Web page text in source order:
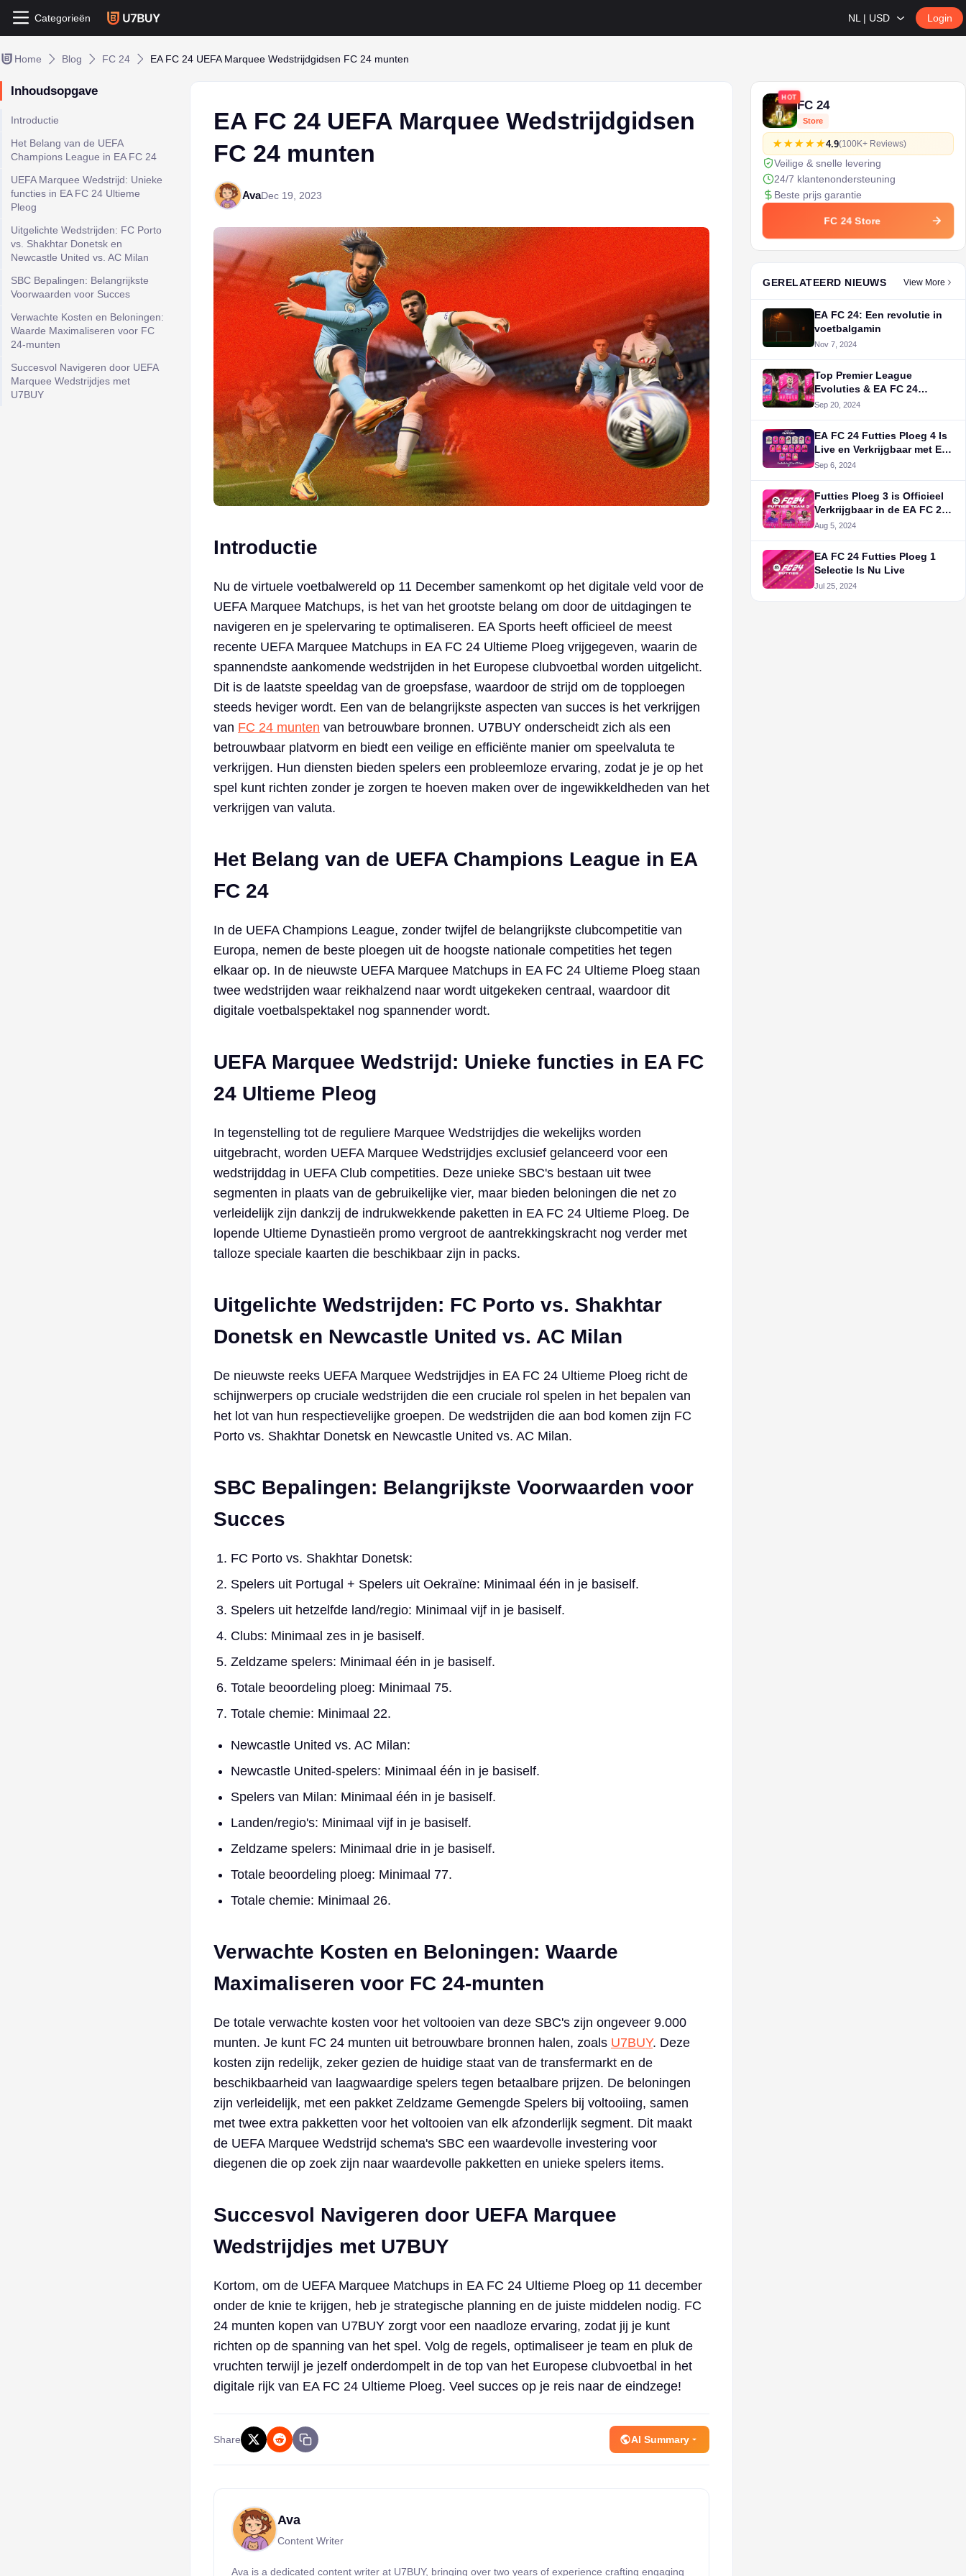
Categorieën NL | USD Login
Home Blog FC 24 EA FC 24 UEFA Marquee Wedstrijdgidsen FC 24 munten
Inhoudsopgave
Introductie
Het Belang van de UEFA
Champions League in EA FC 24
UEFA Marquee Wedstrijd: Unieke
functies in EA FC 24 Ultieme
Pleog
Uitgelichte Wedstrijden: FC Porto
vs. Shakhtar Donetsk en
Newcastle United vs. AC Milan
SBC Bepalingen: Belangrijkste
Voorwaarden voor Succes
Verwachte Kosten en Beloningen:
Waarde Maximaliseren voor FC
24-munten
Succesvol Navigeren door UEFA
Marquee Wedstrijdjes met
U7BUY
EA FC 24 UEFA Marquee Wedstrijdgidsen
FC 24 munten
AvaDec 19, 2023
Introductie
Nu de virtuele voetbalwereld op 11 December samenkomt op het digitale veld voor de
UEFA Marquee Matchups, is het van het grootste belang om door de uitdagingen te
navigeren en je spelervaring te optimaliseren. EA Sports heeft officieel de meest
recente UEFA Marquee Matchups in EA FC 24 Ultieme Ploeg vrijgegeven, waarin de
spannendste aankomende wedstrijden in het Europese clubvoetbal worden uitgelicht.
Dit is de laatste speeldag van de groepsfase, waardoor de strijd om de topploegen
steeds heviger wordt. Een van de belangrijkste aspecten van succes is het verkrijgen
van FC 24 munten van betrouwbare bronnen. U7BUY onderscheidt zich als een
betrouwbaar platvorm en biedt een veilige en efficiënte manier om speelvaluta te
verkrijgen. Hun diensten bieden spelers een probleemloze ervaring, zodat je je op het
spel kunt richten zonder je zorgen te hoeven maken over de ingewikkeldheden van het
verkrijgen van valuta.
Het Belang van de UEFA Champions League in EA
FC 24
In de UEFA Champions League, zonder twijfel de belangrijkste clubcompetitie van
Europa, nemen de beste ploegen uit de hoogste nationale competities het tegen
elkaar op. In de nieuwste UEFA Marquee Matchups in EA FC 24 Ultieme Ploeg staan
twee wedstrijden waar reikhalzend naar wordt uitgekeken centraal, waardoor dit
digitale voetbalspektakel nog spannender wordt.
UEFA Marquee Wedstrijd: Unieke functies in EA FC
24 Ultieme Pleog
In tegenstelling tot de reguliere Marquee Wedstrijdjes die wekelijks worden
uitgebracht, worden UEFA Marquee Wedstrijdjes exclusief gelanceerd voor een
wedstrijddag in UEFA Club competities. Deze unieke SBC's bestaan uit twee
segmenten in plaats van de gebruikelijke vier, maar bieden beloningen die net zo
verleidelijk zijn dankzij de indrukwekkende paketten in EA FC 24 Ultieme Ploeg. De
lopende Ultieme Dynastieën promo vergroot de aantrekkingskracht nog verder met
talloze speciale kaarten die beschikbaar zijn in packs.
Uitgelichte Wedstrijden: FC Porto vs. Shakhtar
Donetsk en Newcastle United vs. AC Milan
De nieuwste reeks UEFA Marquee Wedstrijdjes in EA FC 24 Ultieme Ploeg richt de
schijnwerpers op cruciale wedstrijden die een cruciale rol spelen in het bepalen van
het lot van hun respectievelijke groepen. De wedstrijden die aan bod komen zijn FC
Porto vs. Shakhtar Donetsk en Newcastle United vs. AC Milan.
SBC Bepalingen: Belangrijkste Voorwaarden voor
Succes
FC Porto vs. Shakhtar Donetsk:
Spelers uit Portugal + Spelers uit Oekraïne: Minimaal één in je basiself.
Spelers uit hetzelfde land/regio: Minimaal vijf in je basiself.
Clubs: Minimaal zes in je basiself.
Zeldzame spelers: Minimaal één in je basiself.
Totale beoordeling ploeg: Minimaal 75.
Totale chemie: Minimaal 22.
Newcastle United vs. AC Milan:
Newcastle United-spelers: Minimaal één in je basiself.
Spelers van Milan: Minimaal één in je basiself.
Landen/regio's: Minimaal vijf in je basiself.
Zeldzame spelers: Minimaal drie in je basiself.
Totale beoordeling ploeg: Minimaal 77.
Totale chemie: Minimaal 26.
Verwachte Kosten en Beloningen: Waarde
Maximaliseren voor FC 24-munten
De totale verwachte kosten voor het voltooien van deze SBC's zijn ongeveer 9.000
munten. Je kunt FC 24 munten uit betrouwbare bronnen halen, zoals U7BUY. Deze
kosten zijn redelijk, zeker gezien de huidige staat van de transfermarkt en de
beschikbaarheid van laagwaardige spelers tegen betaalbare prijzen. De beloningen
zijn verleidelijk, met een pakket Zeldzame Gemengde Spelers bij voltooiing, samen
met twee extra pakketten voor het voltooien van elk afzonderlijk segment. Dit maakt
de UEFA Marquee Wedstrijd schema's SBC een waardevolle investering voor
diegenen die op zoek zijn naar waardevolle pakketten en unieke spelers items.
Succesvol Navigeren door UEFA Marquee
Wedstrijdjes met U7BUY
Kortom, om de UEFA Marquee Matchups in EA FC 24 Ultieme Ploeg op 11 december
onder de knie te krijgen, heb je strategische planning en de juiste middelen nodig. FC
24 munten kopen van U7BUY zorgt voor een naadloze ervaring, zodat jij je kunt
richten op de spanning van het spel. Volg de regels, optimaliseer je team en pluk de
vruchten terwijl je jezelf onderdompelt in de top van het Europese clubvoetbal in het
digitale rijk van EA FC 24 Ultieme Ploeg. Veel succes op je reis naar de eindzege!
Share AI Summary
Ava
Content Writer
Ava is a dedicated content writer at U7BUY, bringing over two years of experience crafting engaging
HOT
FC 24
Store
4.9(100K+ Reviews)
Veilige & snelle levering
24/7 klantenondersteuning
Beste prijs garantie
FC 24 Store
GERELATEERD NIEUWS View More
EA FC 24: Een revolutie in
voetbalgamin
Nov 7, 2024
Top Premier League
Evoluties & EA FC 24
Munten
Sep 20, 2024
EA FC 24 Futties Ploeg 4 Is
Live en Verkrijgbaar met EA
FC 24 Munten
Sep 6, 2024
Futties Ploeg 3 is Officieel
Verkrijgbaar in de EA FC 24
Ultieme Ploeg Bundels!
Aug 5, 2024
EA FC 24 Futties Ploeg 1
Selectie Is Nu Live
Jul 25, 2024